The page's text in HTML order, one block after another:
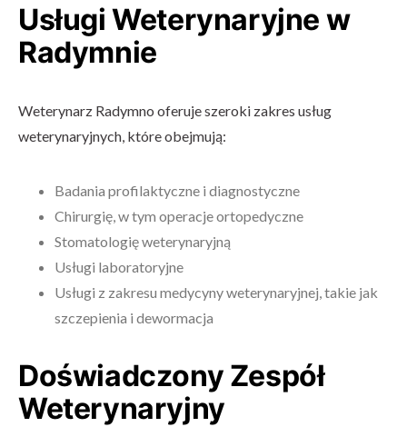
Usługi Weterynaryjne w
Radymnie
Weterynarz Radymno oferuje szeroki zakres usług
weterynaryjnych, które obejmują:
Badania profilaktyczne i diagnostyczne
Chirurgię, w tym operacje ortopedyczne
Stomatologię weterynaryjną
Usługi laboratoryjne
Usługi z zakresu medycyny weterynaryjnej, takie jak
szczepienia i dewormacja
Doświadczony Zespół
Weterynaryjny